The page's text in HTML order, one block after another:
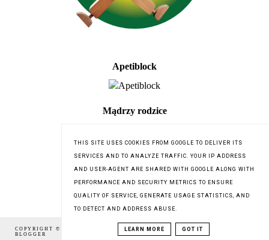
Apetiblock
Mądrzy rodzice
COPYRIGHT © 2016 DZIĘGIELOWSKA.PL,
BLOGGER
KAROGRAFIA.PL
THIS SITE USES COOKIES FROM GOOGLE TO DELIVER ITS
SERVICES AND TO ANALYZE TRAFFIC. YOUR IP ADDRESS
AND USER-AGENT ARE SHARED WITH GOOGLE ALONG WITH
PERFORMANCE AND SECURITY METRICS TO ENSURE
QUALITY OF SERVICE, GENERATE USAGE STATISTICS, AND
TO DETECT AND ADDRESS ABUSE.
LEARN MORE GOT IT